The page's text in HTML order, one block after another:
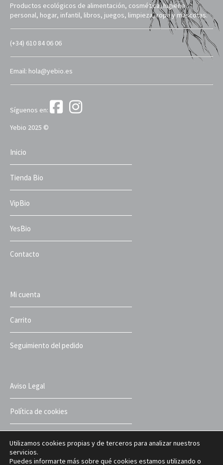
Productos ecológicos de alimentación, cosmética, higiene
personal, hogar, infantil, libros, juegos, limpieza, ropa y mascotas.
(+34) 610 84 06 06
Email: hola@yebio.es
Síguenos en:
Yebio 2025 ©
Inicio
Tienda Bio
VipBio
YesBio
Contacto
Mi cuenta
Carrito
Seguimiento del pedido
Aviso Legal
Política de cookies
Términos y condiciones
Utilizamos cookies propias y de terceros para analizar nuestros
servicios.
Puedes informarte más sobre qué cookies estamos utilizando o